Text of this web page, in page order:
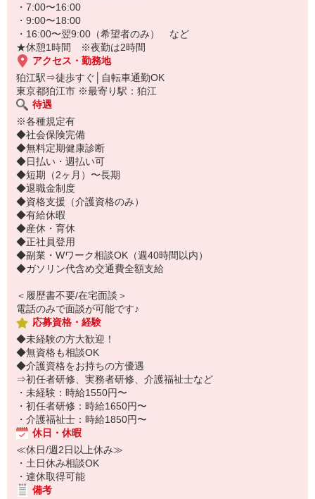
「安定した業界で長く働きたい」
「人と関わる仕事をしたい」
そんな方におすすめです！
ぜひ、お気軽にご応募ください♪
・7:00〜16:00
・9:00〜18:00
・16:00〜翌9:00（希望者のみ） など
★休憩1時間 ※夜勤は2時間
アクセス・勤務地
狛江駅⇒徒歩すぐ│自転車通勤OK
東京都狛江市 ※最寄り駅：狛江
待遇
※各種規定有
◆社会保険完備
◆無料定期健康診断
◆日払い・週払い可
◆短期（2ヶ月）〜長期
◆退職金制度
◆資格支援（介護資格のみ）
◆有給休暇
◆産休・育休
◆正社員登用
◆副業・Wワーク相談OK（週40時間以内）
◆ガソリン代含め交通費全額支給
＜履歴書不要/在宅面談＞
電話のみで面談が可能です♪
応募資格・経験
◆未経験の方大歓迎！
◆無資格も相談OK
◆介護資格をお持ちの方優遇
⇒初任者研修、実務者研修、介護福祉士など
・未経験：時給1550円〜
・初任者研修：時給1650円〜
・介護福祉士：時給1850円〜
休日・休暇
≪休日/週2日以上休み≫
・土日休み相談OK
・連休取得可能
備考